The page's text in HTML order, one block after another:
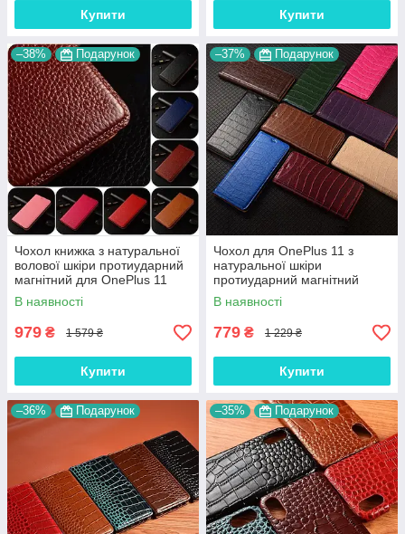
Купити Купити
–38% Подарунок
Чохол книжка з натуральної
волової шкіри протиударний
магнітний для OnePlus 11
"BULL"
В наявності
979 ₴ 1 579 ₴
Купити
–37% Подарунок
Чохол для OnePlus 11 з
натуральної шкіри
протиударний магнітний
книжка з підставкою "LUXOR"
В наявності
779 ₴ 1 229 ₴
Купити
–36% Подарунок –35% Подарунок